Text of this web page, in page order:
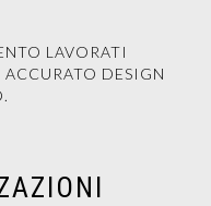
LAVORATI
DESIGN